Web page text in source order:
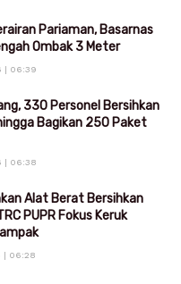
Pariaman, Basarnas
Ombak 3 Meter
| 06:39
330 Personel Bersihkan
Bagikan 250 Paket
| 06:38
Alat Berat Bersihkan
PUPR Fokus Keruk
| 06:28